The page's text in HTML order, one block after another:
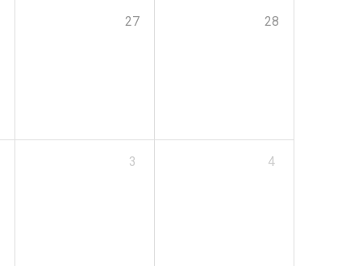
27 28
3 4